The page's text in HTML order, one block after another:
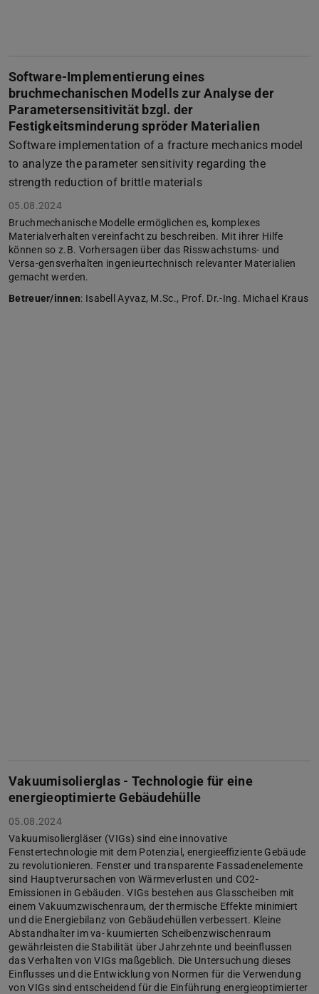
Software-Implementierung eines
bruchmechanischen Modells zur Analyse der
Parametersensitivität bzgl. der
Festigkeitsminderung spröder Materialien
Software implementation of a fracture mechanics model
to analyze the parameter sensitivity regarding the
strength reduction of brittle materials
05.08.2024
Bruchmechanische Modelle ermöglichen es, komplexes
Materialverhalten vereinfacht zu beschreiben. Mit ihrer Hilfe
können so z.B. Vorhersagen über das Risswachstums- und
Versa-gensverhalten ingenieurtechnisch relevanter Materialien
gemacht werden.
Betreuer/innen: Isabell Ayvaz, M.Sc., Prof. Dr.-Ing. Michael Kraus
Vakuumisolierglas - Technologie für eine
energieoptimierte Gebäudehülle
05.08.2024
Vakuumisoliergläser (VIGs) sind eine innovative
Fenstertechnologie mit dem Potenzial, energieeffiziente Gebäude
zu revolutionieren. Fenster und transparente Fassadenelemente
sind Hauptverursachen von Wärmeverlusten und CO2-
Emissionen in Gebäuden. VIGs bestehen aus Glasscheiben mit
einem Vakuumzwischenraum, der thermische Effekte minimiert
und die Energiebilanz von Gebäudehüllen verbessert. Kleine
Abstandhalter im va- kuumierten Scheibenzwischenraum
gewährleisten die Stabilität über Jahrzehnte und beeinflussen
das Verhalten von VIGs maßgeblich. Die Untersuchung dieses
Einflusses und die Entwicklung von Normen für die Verwendung
von VIGs sind entscheidend für die Einführung energieoptimierter